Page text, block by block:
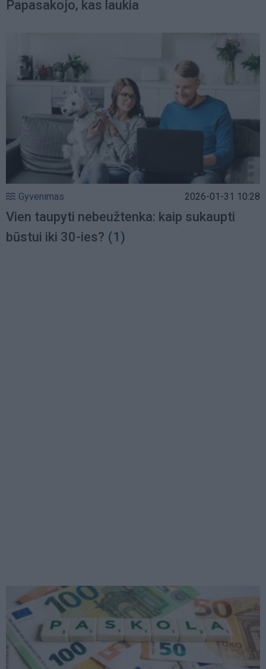
Papasakojo, kas laukia
Gyvenimas 2026-01-31 10:28
Vien taupyti nebeužtenka: kaip sukaupti
būstui iki 30-ies? (1)